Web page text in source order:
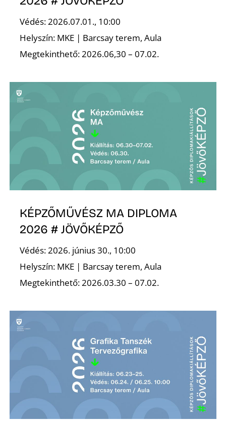
Védés: 2026.07.01., 10:00
Helyszín: MKE | Barcsay terem, Aula
Megtekinthető: 2026.06,30 – 07.02.
KÉPZŐMŰVÉSZ MA DIPLOMA
2026 # JÖVŐKÉPZŐ
Védés: 2026. június 30., 10:00
Helyszín: MKE | Barcsay terem, Aula
Megtekinthető: 2026.03.30 – 07.02.